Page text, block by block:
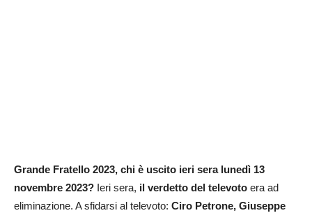
Grande Fratello 2023, chi è uscito ieri sera lunedì 13
novembre 2023? Ieri sera, il verdetto del televoto era ad
eliminazione. A sfidarsi al televoto: Ciro Petrone, Giuseppe